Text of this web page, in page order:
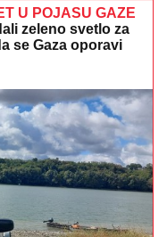
NESTAO
Užas kod
isplivao
BOMBU!Zvezda
pojačanje